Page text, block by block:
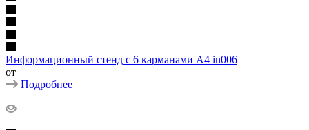
Информационный стенд с 6 карманами А4 in006
от
Подробнее